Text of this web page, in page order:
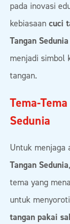
pada inovasi
kebiasaan cuci
Tangan Sedunia
menjadi simbol
tangan.
Tema-
Sedunia
Untuk menjaga
Tangan Sedunia
tema yang
untuk
tangan pakai